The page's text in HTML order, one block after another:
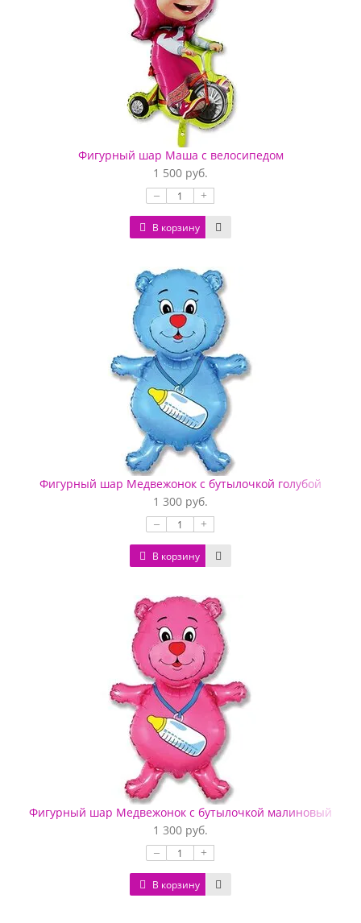
Фигурный шар Маша с велосипедом
1 500 руб.
– +
В корзину
Фигурный шар Медвежонок с бутылочкой голубой
1 300 руб.
– +
В корзину
Фигурный шар Медвежонок с бутылочкой малиновый
1 300 руб.
– +
В корзину